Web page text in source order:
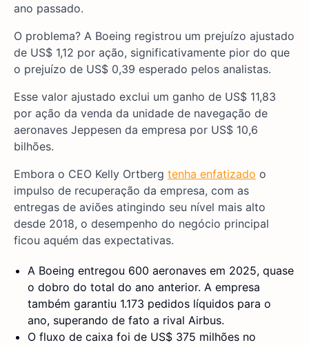
ano passado.
O problema? A Boeing registrou um prejuízo ajustado
de US$ 1,12 por ação, significativamente pior do que
o prejuízo de US$ 0,39 esperado pelos analistas.
Esse valor ajustado exclui um ganho de US$ 11,83
por ação da venda da unidade de navegação de
aeronaves Jeppesen da empresa por US$ 10,6
bilhões.
Embora o CEO Kelly Ortberg tenha enfatizado o
impulso de recuperação da empresa, com as
entregas de aviões atingindo seu nível mais alto
desde 2018, o desempenho do negócio principal
ficou aquém das expectativas.
A Boeing entregou 600 aeronaves em 2025, quase
o dobro do total do ano anterior. A empresa
também garantiu 1.173 pedidos líquidos para o
ano, superando de fato a rival Airbus.
O fluxo de caixa foi de US$ 375 milhões no